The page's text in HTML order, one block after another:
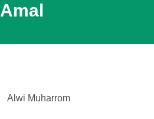
Amal
Alwi Muharrom